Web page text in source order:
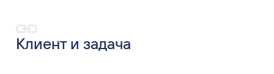
Клиент и задача